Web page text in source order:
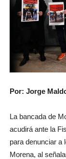
Por: Jorge
La bancada de
acudirá ante la
para denunciar a
Morena, al